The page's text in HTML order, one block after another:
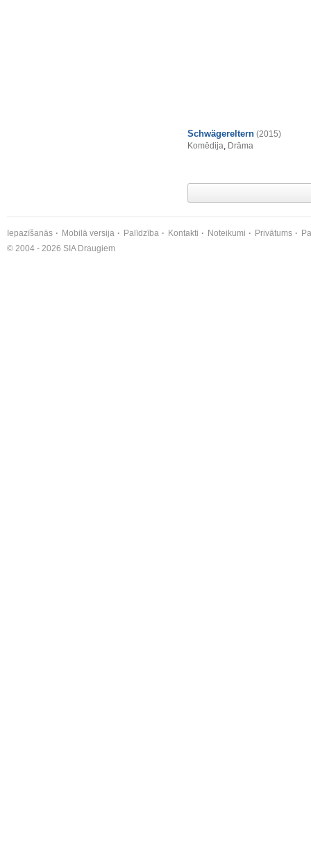
Schwägereltern (2015)
Komēdija, Drāma
Iepazīšanās Mobilā versija Palīdzība Kontakti Noteikumi Privātums
© 2004 - 2026 SIA Draugiem